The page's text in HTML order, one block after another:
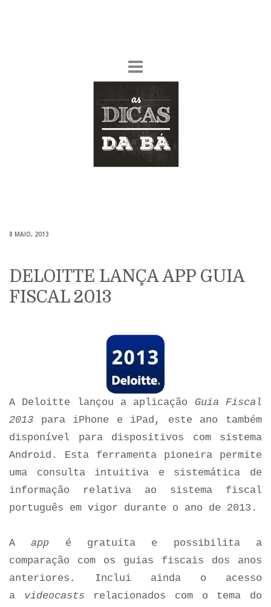
8 MAIO, 2013
DELOITTE LANÇA APP GUIA
FISCAL 2013
A Deloitte lançou a aplicação Guia Fiscal
2013 para iPhone e iPad, este ano também
disponível para dispositivos com sistema
Android. Esta ferramenta pioneira permite
uma consulta intuitiva e sistemática de
informação relativa ao sistema fiscal
português em vigor durante o ano de 2013.
Aapp é gratuita e possibilita a
comparação com os guias fiscais dos anos
anteriores. Inclui ainda o acesso
a videocasts relacionados com o tema do